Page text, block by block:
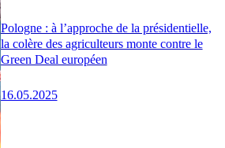
Pologne : à l’approche de la présidentielle,
la colère des agriculteurs monte contre le
Green Deal européen
16.05.2025